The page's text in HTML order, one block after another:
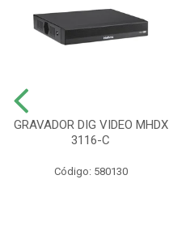
GRAVADOR DIG VIDEO MHDX
3116-C
Código: 580130